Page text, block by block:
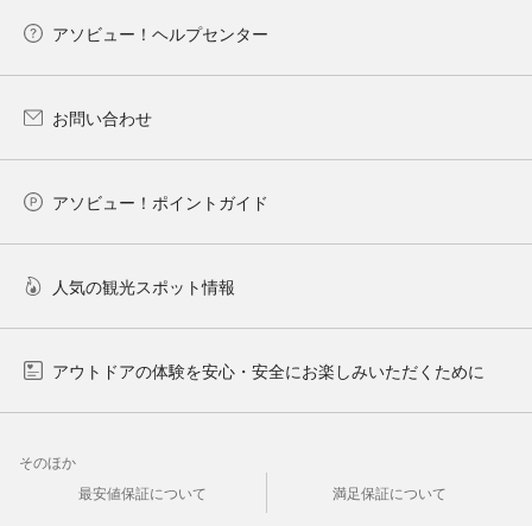
アソビュー！ヘルプセンター
お問い合わせ
アソビュー！ポイントガイド
人気の観光スポット情報
アウトドアの体験を安心・安全にお楽しみいただくために
そのほか
最安値保証について
満足保証について